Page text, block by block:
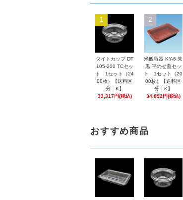
1
タイトカップ DT
105-200 TCセッ
ト 1セット（24
00枚）【送料区
分：K】
33,317円(税込)
2
米飯容器 KY-6 朱
黒 平のせ蓋セッ
ト 1セット（20
00枚）【送料区
分：K】
34,892円(税込)
おすすめ商品